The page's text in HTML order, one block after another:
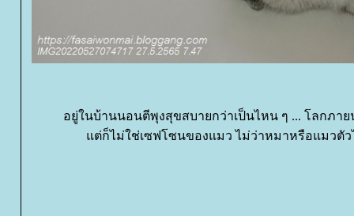
อยู่ในบ้านนอนตีพุงสุขสบายกว่าเป็นไหน ๆ ... โลกภาย
ต่ก็ไม่ใช่เซฟโซนของแมว ไม่ว่าหมาหรือแมวตัว